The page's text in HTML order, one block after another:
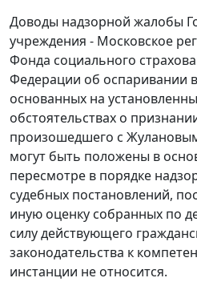
Доводы надзорной жалобы
учреждения - Московское
Фонда социального
Федерации об оспаривании
основанных на
обстоятельствах о
произошедшего с
могут быть положены в
пересмотре в порядке
судебных постановлений,
иную оценку собранных по
силу действующего
законодательства к
инстанции не относится.